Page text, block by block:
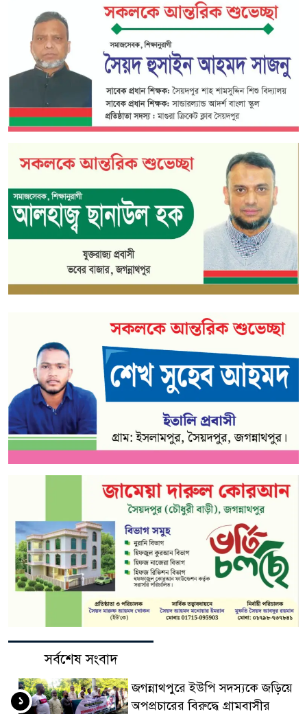
সর্বশেষ সংবাদ
জগন্নাথপুরে ইউপি সদস্যকে জড়িয়ে
অপপ্রচারের বিরুদ্ধে গ্রামবাসীর
১